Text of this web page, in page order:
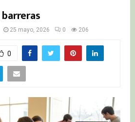
25 mayo, 2026 0 206
0